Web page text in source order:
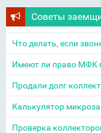
Советы
Что делать, если
Имеют ли право МФК
Продали долг
Калькулятор
Проверка